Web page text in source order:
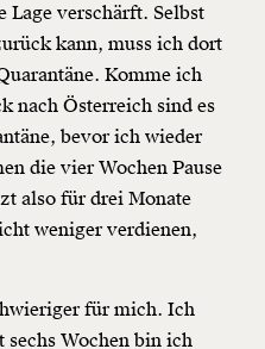
Lage verschärft. Selbst
kann, muss ich dort
Komme ich
nach Österreich sind es
bevor ich wieder
die vier Wochen Pause
also für drei Monate
weniger verdienen,
für mich. Ich
sechs Wochen bin ich